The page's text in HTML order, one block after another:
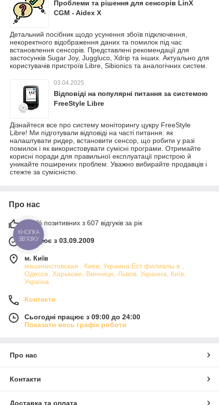
Проблеми та рішення для сенсорів LinX
CGM - Aidex X
Детальний посібник щодо усунення збоїв підключення,
некоректного відображення даних та помилок під час
встановлення сенсорів. Представлені рекомендації для
застосунків Sugar Joy, Juggluco, Xdrip та інших. Актуально для
користувачів пристроїв Libre, Sibionics та аналогічних систем.
03.04.2025
Відповіді на популярні питання за системою
FreeStyle Libre
Дізнайтеся все про систему моніторингу цукру FreeStyle
Libre! Ми підготували відповіді на часті питання: як
налаштувати ридер, встановити сенсор, що робити у разі
помилок і як використовувати сумісні програми. Отримайте
корисні поради для правильної експлуатації пристрою й
уникайте поширених проблем. Уважно вибирайте продавців і
стежте за сумісністю.
Про нас
100% позитивних з 607 відгуків за рік
Працює з 03.09.2009
м. Київ
машинистовская , Киев, Украина Ест филиалы в ,
Одессе, Харькове, Виннице, Львов, Украина, Київ,
Україна
Контакти
Сьогодні працює з 09:00 до 24:00
Показати весь графік роботи
Про нас
Контакти
Доставка та оплата
КНОПКА
ЗВ'ЯЗКУ